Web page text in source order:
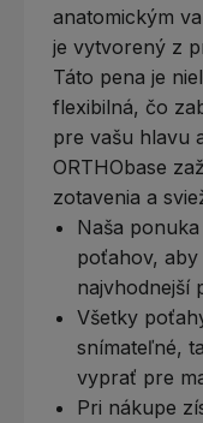
anatomickým
je vytvorený z
Táto pena je
flexibilná, čo
pre vašu hlavu
ORTHObase
zotavenia a
Naša
poťahov,
najvhodnejší
Všetky
snímateľné,
vyprať pre
Pri nákupe